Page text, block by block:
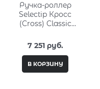
Ручка-роллер
Selectip Кросс
(Cross) Classic
Yellow Lacquer
7 251 руб.
В КОРЗИНУ